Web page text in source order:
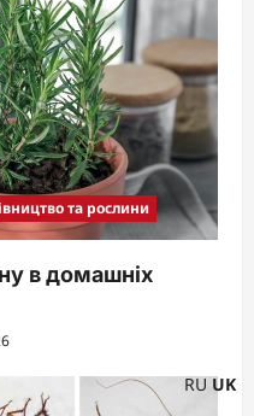
та рослини
в домашніх
RU UK